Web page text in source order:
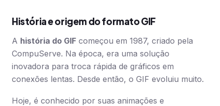
História e origem do formato GIF
A história do GIF começou em 1987, criado pela
CompuServe. Na época, era uma solução
inovadora para troca rápida de gráficos em
conexões lentas. Desde então, o GIF evoluiu muito.
Hoje, é conhecido por suas animações e